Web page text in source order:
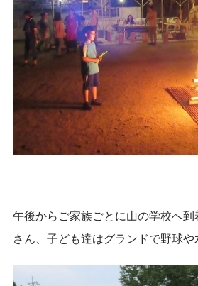
午後からご家族ごとに山の学校へ
さん、子ども達はグランドで野球や